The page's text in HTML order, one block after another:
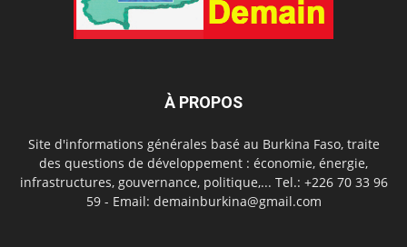
À PROPOS
Site d'informations générales basé au Burkina Faso, traite
des questions de développement : économie, énergie,
infrastructures, gouvernance, politique,... Tel.: +226 70 33 96
59 - Email: demainburkina@gmail.com